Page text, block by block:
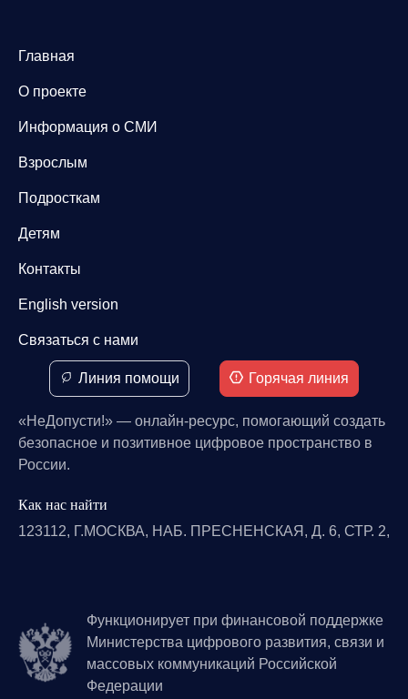
Главная
О проекте
Информация о СМИ
Взрослым
Подросткам
Детям
Контакты
English version
Связаться с нами
Линия помощи Горячая линия
«НеДопусти!» — онлайн-ресурс, помогающий создать
безопасное и позитивное цифровое пространство в
России.
Как нас найти
123112, Г.МОСКВА, НАБ. ПРЕСНЕНСКАЯ, Д. 6, СТР. 2,
Функционирует при финансовой поддержке
Министерства цифрового развития, связи и
массовых коммуникаций Российской
Федерации